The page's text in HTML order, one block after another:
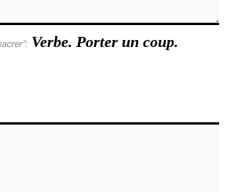
Verbe. Porter un coup.